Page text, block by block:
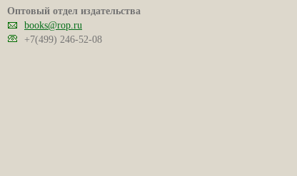
Оптовый отдел издательства
books@rop.ru
+7(499) 246-52-08